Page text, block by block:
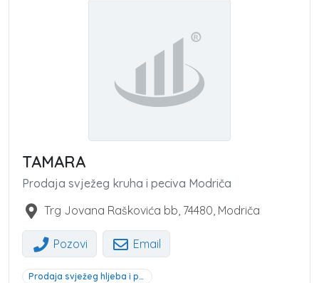
TAMARA
Prodaja svježeg kruha i peciva Modriča
Trg Jovana Raškovića bb 74480 Modriča
Pozovi Email
Prodaja svježeg hljeba i peciva Modriča